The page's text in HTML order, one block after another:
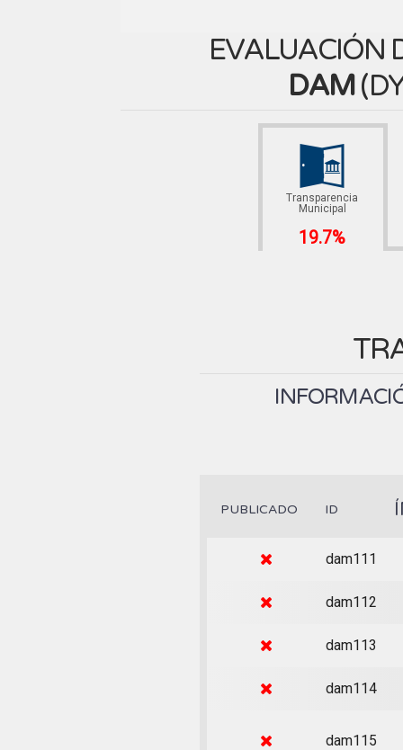
EVALUACIÓN
DAM(
Transparencia
Municipal
19.7%
PUBLICADO ID
dam111
dam112
dam113
dam114
dam115